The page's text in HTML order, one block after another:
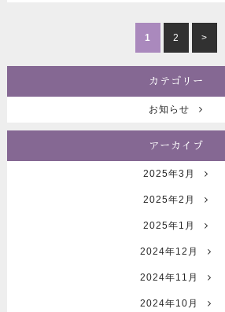
1 2 >
カテゴリー
お知らせ
アーカイブ
2025年3月
2025年2月
2025年1月
2024年12月
2024年11月
2024年10月